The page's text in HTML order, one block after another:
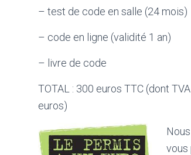
– test de code en salle (24 mois)
– code en ligne (validité 1 an)
– livre de code
TOTAL : 300 euros TTC (dont
euros)
vous